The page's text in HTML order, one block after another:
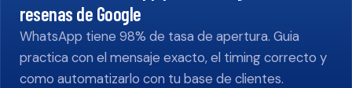
resenas de Google
WhatsApp tiene 98% de tasa de apertura. Guia
practica con el mensaje exacto, el timing correcto y
como automatizarlo con tu base de clientes.